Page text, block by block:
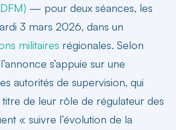
— pour deux séances, les
3 mars 2026, dans un
militaires régionales. Selon
s’appuie sur une
autorités de supervision, qui
de leur rôle de régulateur des
« suivre l’évolution de la